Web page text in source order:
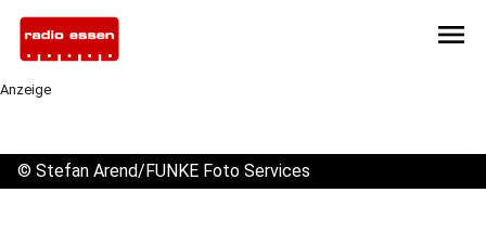
menu
Anzeige
© Stefan Arend/FUNKE Foto Services